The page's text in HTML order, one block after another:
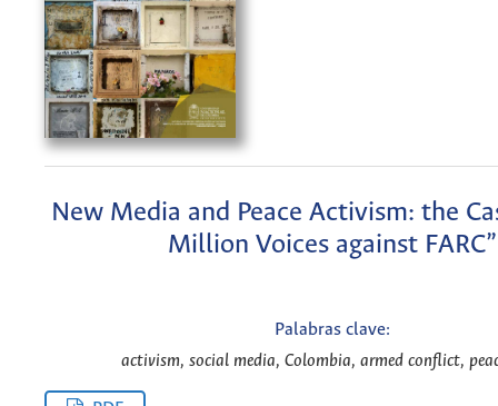
New Media and Peace Activism: the
Million Voices against FARC”
Palabras clave:
activism, social media, Colombia, armed conflict,